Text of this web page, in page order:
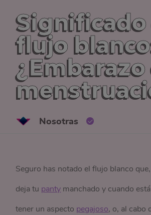
flujo
¿Embarazo
Nosotras
Seguro has notado el flujo blanco
deja tu panty manchado y cuando
tener un aspecto pegajoso, o, al cabo